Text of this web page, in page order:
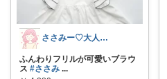
ささみー♡大人可愛いファッション
ふんわりフリルが可愛いブラウ
ス #ささみ ...